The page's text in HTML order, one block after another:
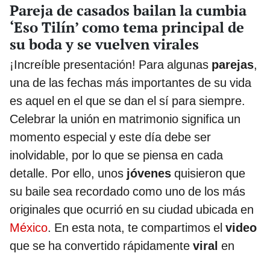
Pareja de casados bailan la cumbia
‘Eso Tilín’ como tema principal de
su boda y se vuelven virales
¡Increíble presentación! Para algunas parejas,
una de las fechas más importantes de su vida
es aquel en el que se dan el sí para siempre.
Celebrar la unión en matrimonio significa un
momento especial y este día debe ser
inolvidable, por lo que se piensa en cada
detalle. Por ello, unos jóvenes quisieron que
su baile sea recordado como uno de los más
originales que ocurrió en su ciudad ubicada en
México. En esta nota, te compartimos el video
que se ha convertido rápidamente viral en